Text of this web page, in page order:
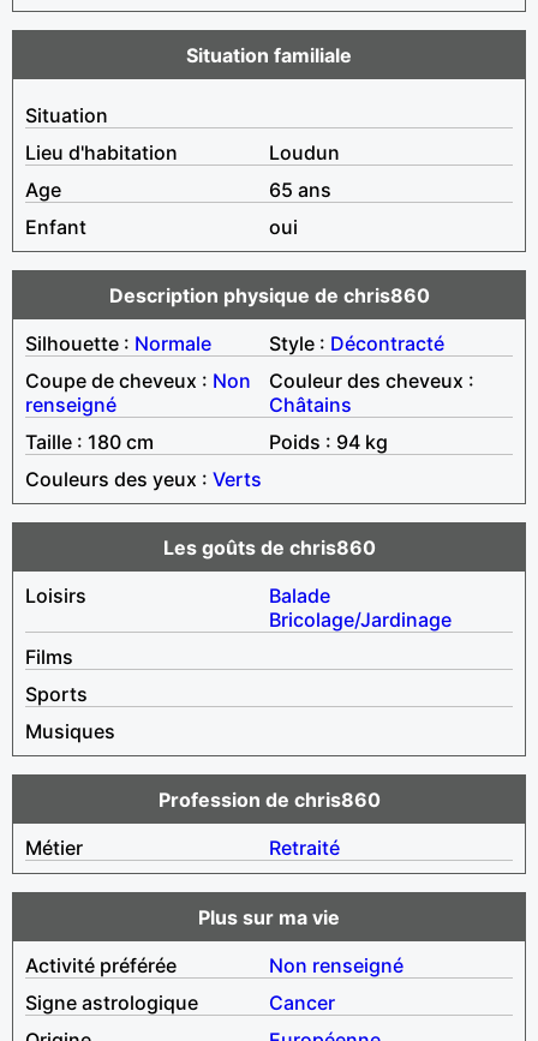
Situation familiale
Situation
Lieu d'habitation
Loudun
Age
65 ans
Enfant
oui
Description physique de chris860
Silhouette : Normale Style : Décontracté
Coupe de cheveux : Non
renseigné
Couleur des cheveux :
Châtains
Taille : 180 cm
Poids : 94 kg
Couleurs des yeux : Verts
Les goûts de chris860
Loisirs
Balade
Bricolage/Jardinage
Films
Sports
Musiques
Profession de chris860
Métier
Retraité
Plus sur ma vie
Activité préférée
Non renseigné
Signe astrologique
Cancer